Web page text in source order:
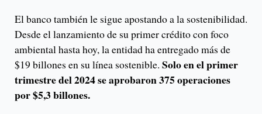
El banco también le sigue apostando a la sostenibilidad.
Desde el lanzamiento de su primer crédito con foco
ambiental hasta hoy, la entidad ha entregado más de
$19 billones en su línea sostenible. Solo en el primer
trimestre del 2024 se aprobaron 375 operaciones
por $5,3 billones.